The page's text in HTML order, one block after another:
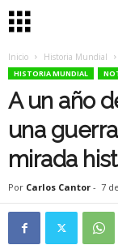
Inicio Historia Mundial
HISTORIA MUNDIAL
A un año
una
mirada
Por Carlos Cantor - 7